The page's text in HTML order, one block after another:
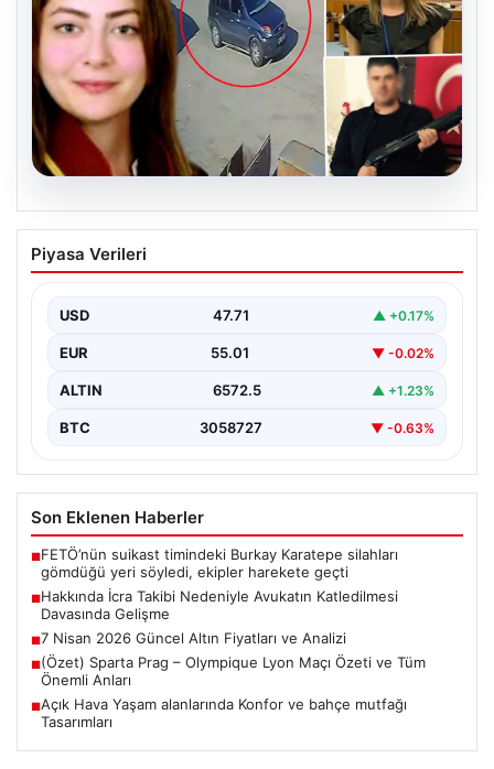
06.08.2026
Hakkında İcra Takibi Nedeniyle
Avukatın Katledilmesi Davasında
Bursa’nın Gürsu ilçesinde gerçekleşen korkutucu
uğrayarak hayatını kaybetmesiyle…
Piyasa Verileri
USD 47.71 ▲ +0.17%
EUR 55.01 ▼ -0.02%
ALTIN 6572.5 ▲ +1.23%
BTC 3058727 ▼ -0.63%
Son Eklenen Haberler
■FETÖ’nün suikast timindeki Burkay Karatepe silahları
gömdüğü yeri söyledi, ekipler harekete geçti
■Hakkında İcra Takibi Nedeniyle Avukatın Katledilmesi
Davasında Gelişme
■7 Nisan 2026 Güncel Altın Fiyatları ve Analizi
■(Özet) Sparta Prag – Olympique Lyon Maçı Özeti ve Tüm
Önemli Anları
■Açık Hava Yaşam alanlarında Konfor ve bahçe mutfağı
Tasarımları